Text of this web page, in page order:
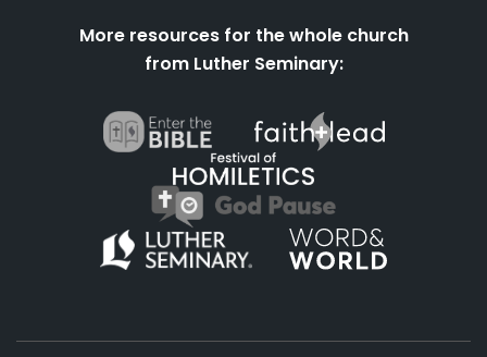
More resources for the whole church
from Luther Seminary: